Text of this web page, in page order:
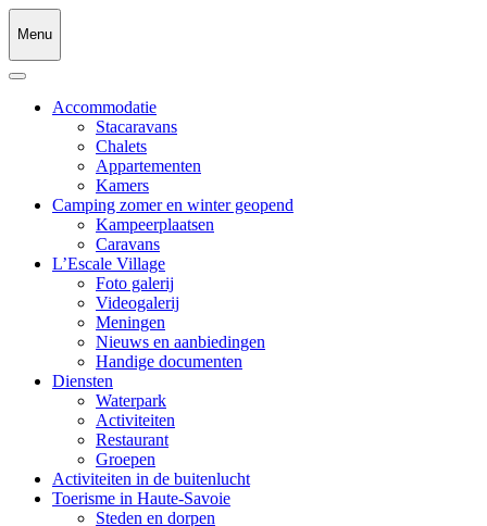
Menu
Accommodatie
Stacaravans
Chalets
Appartementen
Kamers
Camping zomer en winter geopend
Kampeerplaatsen
Caravans
L’Escale Village
Foto galerij
Videogalerij
Meningen
Nieuws en aanbiedingen
Handige documenten
Diensten
Waterpark
Activiteiten
Restaurant
Groepen
Activiteiten in de buitenlucht
Toerisme in Haute-Savoie
Steden en dorpen